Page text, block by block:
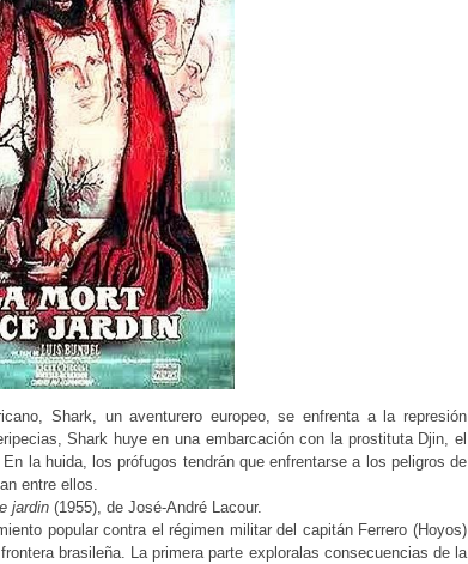
Shark, un aventurero europeo, se enfrenta a la represión
Shark huye en una embarcación con la prostituta Djin, el
la huida, los prófugos tendrán que enfrentarse a los peligros de
entre ellos.
jardin (1955), de José-André Lacour.
popular contra el régimen militar del capitán Ferrero (Hoyos)
brasileña. La primera parte exploralas consecuencias de la